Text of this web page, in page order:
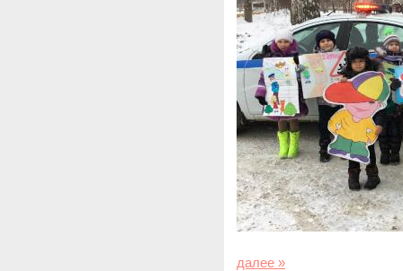
далее »